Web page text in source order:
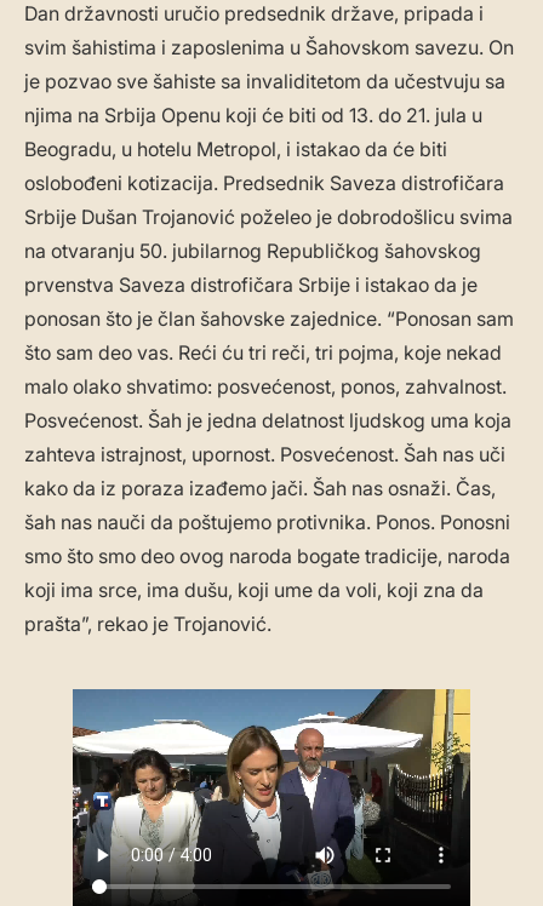
Dan državnosti uručio predsednik države, pripada i
svim šahistima i zaposlenima u Šahovskom savezu. On
je pozvao sve šahiste sa invaliditetom da učestvuju sa
njima na Srbija Openu koji će biti od 13. do 21. jula u
Beogradu, u hotelu Metropol, i istakao da će biti
oslobođeni kotizacija. Predsednik Saveza distrofičara
Srbije Dušan Trojanović poželeo je dobrodošlicu svima
na otvaranju 50. jubilarnog Republičkog šahovskog
prvenstva Saveza distrofičara Srbije i istakao da je
ponosan što je član šahovske zajednice. “Ponosan sam
što sam deo vas. Reći ću tri reči, tri pojma, koje nekad
malo olako shvatimo: posvećenost, ponos, zahvalnost.
Posvećenost. Šah je jedna delatnost ljudskog uma koja
zahteva istrajnost, upornost. Posvećenost. Šah nas uči
kako da iz poraza izađemo jači. Šah nas osnaži. Čas,
šah nas nauči da poštujemo protivnika. Ponos. Ponosni
smo što smo deo ovog naroda bogate tradicije, naroda
koji ima srce, ima dušu, koji ume da voli, koji zna da
prašta”, rekao je Trojanović.